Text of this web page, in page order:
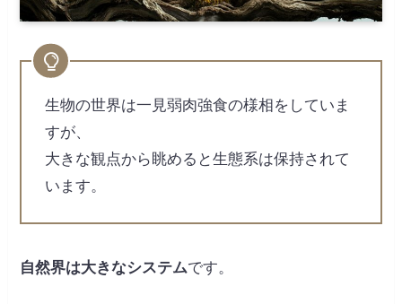
生物の世界は一見弱肉強食の様相をしていま
すが、
大きな観点から眺めると生態系は保持されて
います。
自然界は大きなシステムです。